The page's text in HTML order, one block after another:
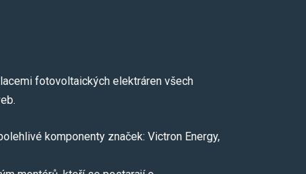
fotovoltaických elektráren všech
komponenty značek: Victron Energy,